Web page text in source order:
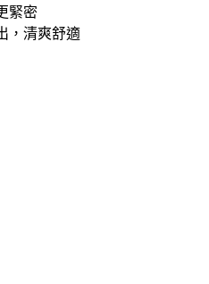
緊密
，清爽舒適